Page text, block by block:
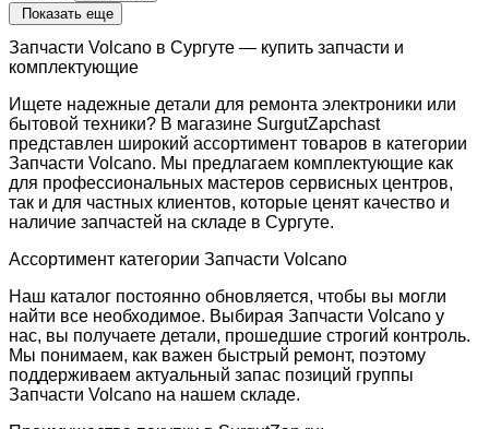
Показать еще
Запчасти Volcano в Сургуте — купить запчасти и
комплектующие
Ищете надежные детали для ремонта электроники или
бытовой техники? В магазине SurgutZapchast
представлен широкий ассортимент товаров в категории
Запчасти Volcano. Мы предлагаем комплектующие как
для профессиональных мастеров сервисных центров,
так и для частных клиентов, которые ценят качество и
наличие запчастей на складе в Сургуте.
Ассортимент категории Запчасти Volcano
Наш каталог постоянно обновляется, чтобы вы могли
найти все необходимое. Выбирая Запчасти Volcano у
нас, вы получаете детали, прошедшие строгий контроль.
Мы понимаем, как важен быстрый ремонт, поэтому
поддерживаем актуальный запас позиций группы
Запчасти Volcano на нашем складе.